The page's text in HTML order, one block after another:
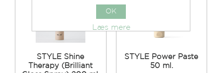
STYLE Shine
Therapy (Brilliant
STYLE Power Paste
50 ml.
OK
Læs mere